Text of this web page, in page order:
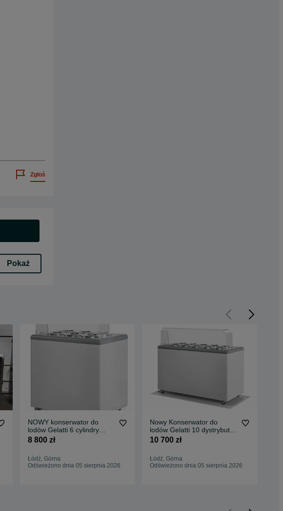
Zgłoś
Pokaż
NOWY konserwator do
lodów Gelatti 6 cylindry
DOSTAWA GRATIS
8 800 zł
Łódź, Górna
Odświeżono dnia 05 sierpnia 2026
Nowy Konserwator do
lodów Gelatti 10 dystrybutor
MK COLD KOMI DOSTAWA
10 700 zł
Łódź, Górna
Odświeżono dnia 05 sierpnia 2026